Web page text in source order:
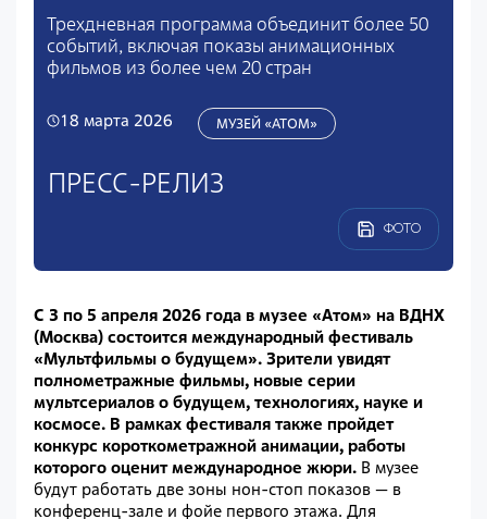
Трехдневная программа объединит более 50
событий, включая показы анимационных
фильмов из более чем 20 стран
18 марта 2026 МУЗЕЙ «АТОМ»
ПРЕСС-РЕЛИЗ
ФОТО
С 3 по 5 апреля 2026 года в музее «Атом» на ВДНХ
(Москва) состоится международный фестиваль
«Мультфильмы о будущем». Зрители увидят
полнометражные фильмы, новые серии
мультсериалов о будущем, технологиях, науке и
космосе. В рамках фестиваля также пройдет
конкурс короткометражной анимации, работы
которого оценит международное жюри. В музее
будут работать две зоны нон-стоп показов — в
конференц-зале и фойе первого этажа. Для